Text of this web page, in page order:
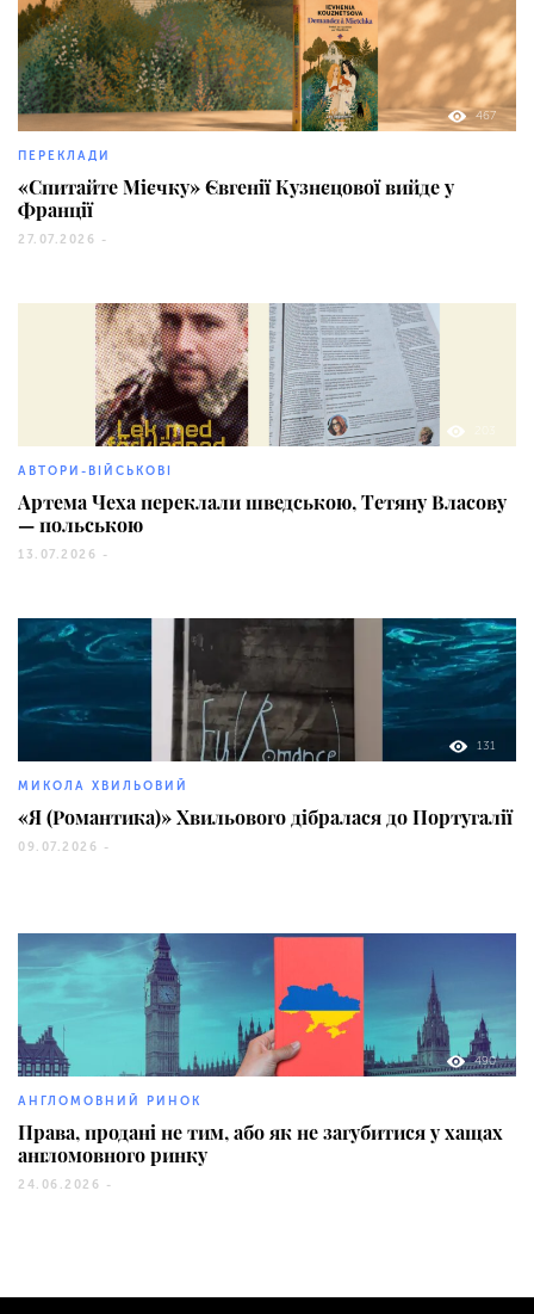
467
ПЕРЕКЛАДИ
«Спитайте Мієчку» Євгенії Кузнєцової вийде у
Франції
27.07.2026 -
АВТОРИ-ВІЙСЬКОВІ
Артема Чеха переклали шведською, Тетяну Власову
— польською
13.07.2026 -
131
МИКОЛА ХВИЛЬОВИЙ
«Я (Романтика)» Хвильового дібралася до Португалії
09.07.2026 -
490
АНГЛОМОВНИЙ РИНОК
Права, продані не тим, або як не загубитися у хащах
англомовного ринку
24.06.2026 -